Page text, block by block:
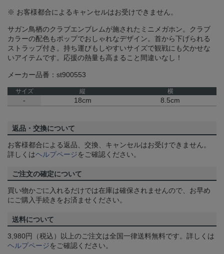
※ お客様都合によるキャンセルはお受けできません。
サガン鳥栖のクラブエンブレムが施されたミニメガホン。クラブ
カラーの配色もポップでおしゃれなデザイン。首から下げられる
ストラップ付き。持ち運びもしやすいサイズで観戦にも欠かせな
いアイテムです。応援の熱量も高まること間違いなし！
メーカー品番：st900553
サイズ 縦 横
- 18cm 8.5cm
返品・交換について
お客様都合による返品、交換、キャンセルはお受けできません。
詳しくはヘルプページをご確認ください。
ご注文の確定について
買い物かごに入れるだけでは在庫は確保されませんので、お早め
にご購入手続きをお済ませください。
送料について
3,980円（税込）以上のご注文は全国一律送料無料です。詳しくは
ヘルプページをご確認ください。